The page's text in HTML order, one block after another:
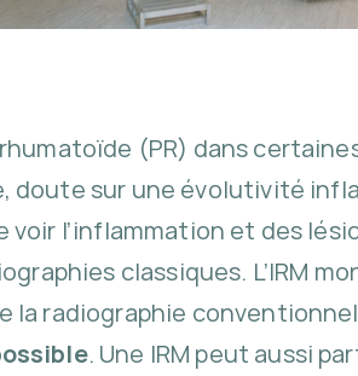
(PR) dans
doute sur une évolutivité
l’inflammation et des
classiques. L’IRM
la radiographie
. Une IRM peut aussi